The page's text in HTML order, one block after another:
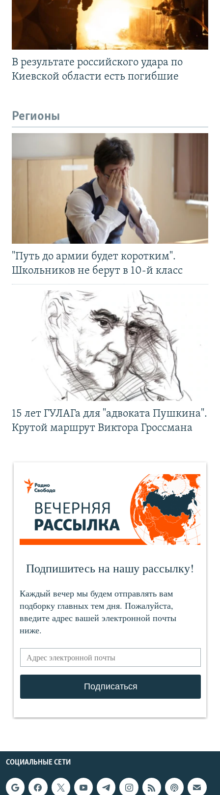
В результате российского удара по
Киевской области есть погибшие
Регионы
"Путь до армии будет коротким".
Школьников не берут в 10-й класс
15 лет ГУЛАГа для "адвоката Пушкина".
Крутой маршрут Виктора Гроссмана
СОЦИАЛЬНЫЕ СЕТИ